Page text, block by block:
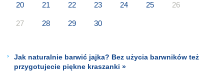
20 21 22 23 24 25 26
27 28 29 30
Jak naturalnie barwić jajka? Bez użycia barwników też
przygotujecie piękne kraszanki »